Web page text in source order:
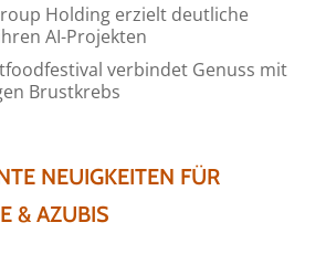
Holding erzielt deutliche
AI-Projekten
verbindet Genuss mit
Brustkrebs
NEUIGKEITEN FÜR
& AZUBIS